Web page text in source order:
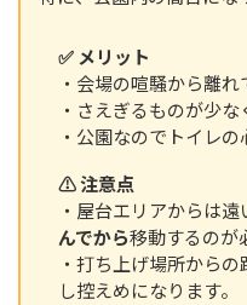
✅ メリット
・会場の喧騒から離れ
・さえぎるものが少
・公園なのでトイレの
⚠️ 注意点
・屋台エリアからは遠
んでから移動するのが
・打ち上げ場所から
し控えめになります。